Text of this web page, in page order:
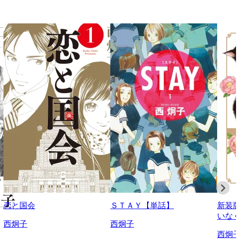
恋と国会
西炯子
ＳＴＡＹ【単話】
西炯子
新装
いな
西炯